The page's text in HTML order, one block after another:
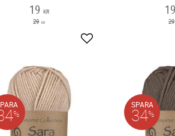
19 KR
29 KR
Lägg till i favoriter
19
29
%
SPARA
34%